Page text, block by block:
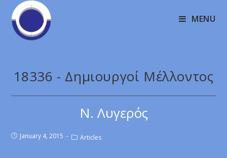
MENU
18336 - Δημιουργοί Μέλλοντος
Ν. Λυγερός
January 4, 2015 Articles